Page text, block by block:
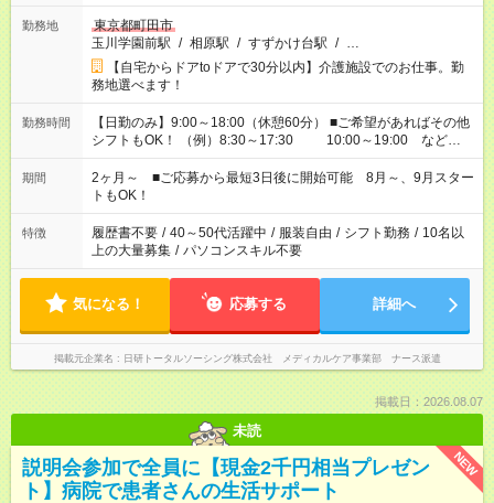
勤務地
東京都町田市
玉川学園前駅 / 相原駅 / すずかけ台駅 / …
【自宅からドアtoドアで30分以内】介護施設でのお仕事。勤
務地選べます！
勤務時間
【日勤のみ】9:00～18:00（休憩60分） ■ご希望があればその他
シフトもOK！ （例）8:30～17:30 10:00～19:00 など
「家族とお休みを合わせたい」 「できれば残業はしたくない」
など、あなたのご希望に沿ったお仕事をご紹介します！ ※Wワ
ーク希望の方へ 今ご覧のお仕事で希望する勤務時間と、もう1つ
のお仕事の勤務時間。 合計で週40時間を超える場合は応募でき
ません
期間
2ヶ月～ ■ご応募から最短3日後に開始可能 8月～、9月スター
トもOK！
特徴 履歴書不要 / 40～50代活躍中 / 服装自由 / シフト勤務 / 10名以
上の大量募集 / パソコンスキル不要
気になる！ 応募する 詳細へ
掲載元企業名 日研トータルソーシング株式会社 メディカルケア事業部 ナース派遣
掲載日：2026.08.07
未読
NEW
説明会参加で全員に【現金2千円相当プレゼン
ト】病院で患者さんの生活サポート